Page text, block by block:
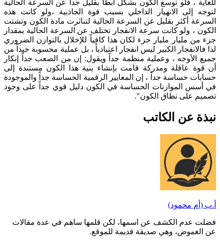
للغاية ، فلو توسع الكون بشكل أبطأ بقليل جداً عن السرعة الحالية
لتوجه إلى الانهيار الداخلي بسبب قوة الجاذبية ،ولو كانت هذه
السرعة أكثر بقليل عن السرعة الحالية لتناثرت مادة الكون وتشتت
الكون ، ولو كانت سرعة الانفجار تختلف عن السرعة الحالية بمقدار
جزء من مليار مليار جزء لكان هذا كافياً للإخلال بالتوازن الضروري
لذا فالانفجار الكبير ليس انفجار اعتيادياً ، بل عملية محسوبة جيداً من
جميع الأوجه ، وعملية منظمة جداً ويقول: إن من الصعب جداً إنكار
أن قوة عاقلة ومدركة قامت بإنشاء بنية هذا الكون مستندة إلى
حسابات حساسة جداً ، إن المعايير الرقمية الحساسة جداً والموجودة
في أسس الموازنات الحساسة في الكون دليل قوي جداً على وجود
تصميم على نطاق الكون".
نبذة عن الكاتب
أ.ب (أم محمود)
فضلت عدم الكشف عن اسمها، لكن قلمها ساهم في عدة مقالات
عن الغموض، وهي صديقة قديمة للموقع.